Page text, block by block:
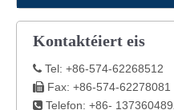
Kontaktéiert eis
 Tel: +86-574-62268512
 Fax: +86-574-62278081
 Telefon: +86-